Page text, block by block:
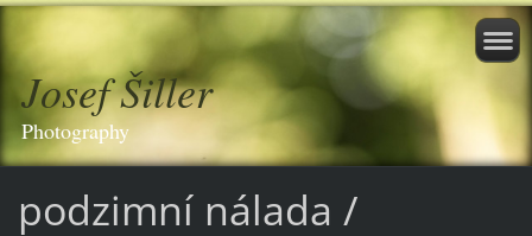
Josef Šiller
Photography
podzimní nálada /